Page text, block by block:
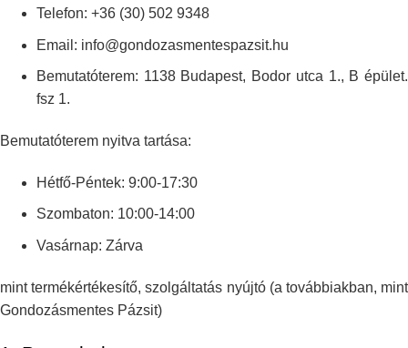
Telefon: +36 (30) 502 9348
Email: info@gondozasmentespazsit.hu
Bemutatóterem: 1138 Budapest, Bodor utca 1., B épület.
fsz 1.
Bemutatóterem nyitva tartása:
Hétfő-Péntek: 9:00-17:30
Szombaton: 10:00-14:00
Vasárnap: Zárva
mint termékértékesítő, szolgáltatás nyújtó (a továbbiakban, mint
Gondozásmentes Pázsit)